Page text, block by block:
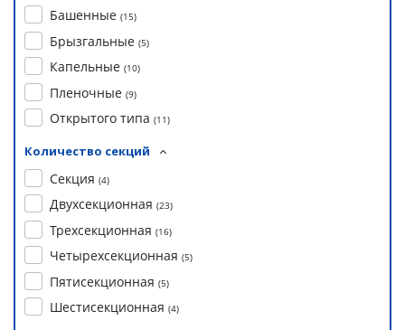
Башенные (15)
Брызгальные (5)
Капельные (10)
Пленочные (9)
Открытого типа (11)
Количество секций
Секция (4)
Двухсекционная (23)
Трехсекционная (16)
Четырехсекционная (5)
Пятисекционная (5)
Шестисекционная (4)